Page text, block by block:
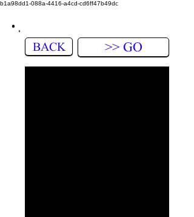
b1a98dd1-088a-4416-a4cd-cd6ff47b49dc
BACK >> GO